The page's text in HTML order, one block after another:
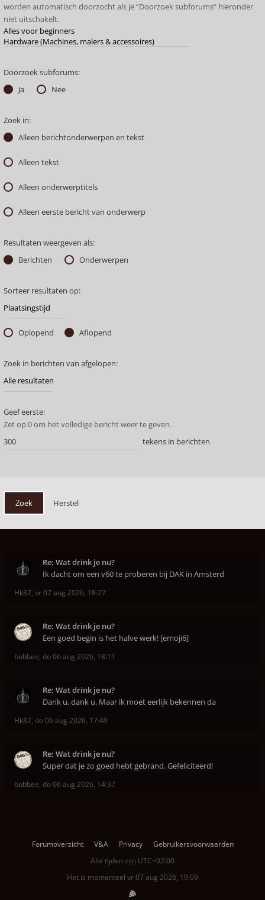
worden automatisch doorzocht als je “Doorzoek subforums“ hieronder
niet uitschakelt.
Doorzoek subforums:
Ja
Nee
Zoek in:
Alleen berichtonderwerpen en tekst
Alleen tekst
Alleen onderwerptitels
Alleen eerste bericht van onderwerp
Resultaten weergeven als:
Berichten
Onderwerpen
Sorteer resultaten op:
Oplopend Aflopend
Zoek in berichten van afgelopen:
Geef eerste:
Zet op 0 om het volledige bericht weer te geven.
tekens in berichten
Re: Wat drink je nu?
Ik dacht om een v60 te proberen bij DAK in Amsterd
Hk87, vr 07 aug 2026, 18:27
Re: Wat drink je nu?
Een goed begin is het halve werk! [emoji6]
bobbee, do 06 aug 2026, 18:11
Re: Wat drink je nu?
Dank u, dank u. Maar ik moet eerlijk bekennen da
Hk87, do 06 aug 2026, 17:49
Re: Wat drink je nu?
Super dat je zo goed hebt gebrand. Gefeliciteerd!
bobbee, do 06 aug 2026, 14:37
Forumoverzicht V&A Privacy
Gebruikersvoorwaarden
Alle tijden zijn UTC+02:00
Het is momenteel vr 07 aug 2026, 19:09